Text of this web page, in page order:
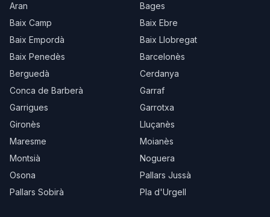
Aran
Bages
Baix Camp
Baix Ebre
Baix Empordà
Baix Llobregat
Baix Penedès
Barcelonès
Berguedà
Cerdanya
Conca de Barberà
Garraf
Garrigues
Garrotxa
Gironès
Lluçanès
Maresme
Moianès
Montsià
Noguera
Osona
Pallars Jussà
Pallars Sobirà
Pla d'Urgell